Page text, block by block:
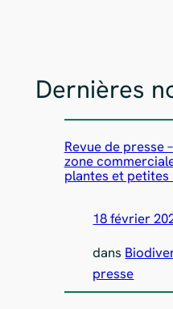
Dernières
Revue de presse
zone
plantes et
18 février
dans
presse